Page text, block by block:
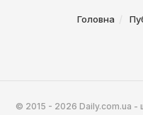
Головна
© 2015 - 2026 Daily.com.ua -